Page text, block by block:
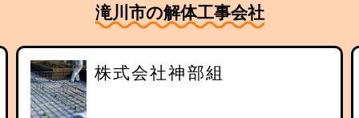
滝川市の解体工事会社
株式会社神部組